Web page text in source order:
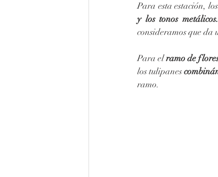
Para esta estación,
y los tonos metálicos.
consideramos que da
Para el ramo de
los tulipanes
ramo.